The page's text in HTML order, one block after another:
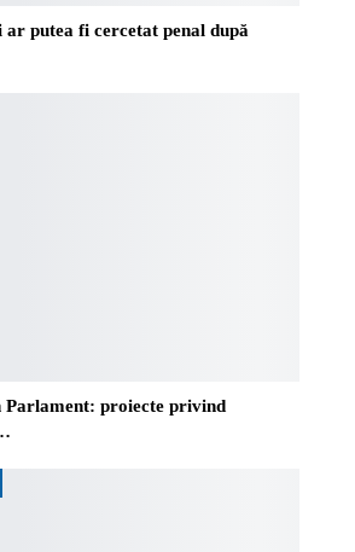
ar putea fi cercetat penal după
proiecte privind